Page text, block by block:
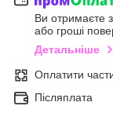
Ви отримаєте
або гроші
Детальніше
Оплатити
Післяплата